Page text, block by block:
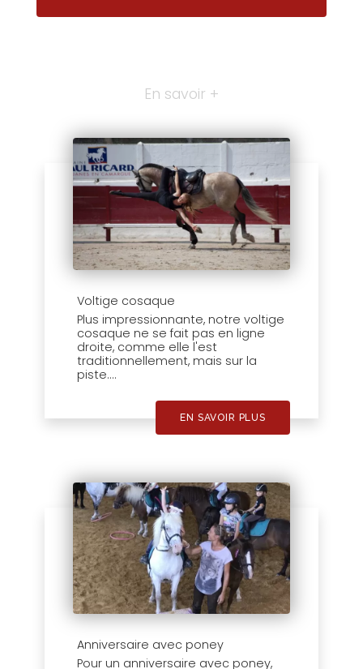
En savoir +
Voltige cosaque
Plus impressionnante, notre voltige
cosaque ne se fait pas en ligne
droite, comme elle l'est
traditionnellement, mais sur la
piste....
EN SAVOIR PLUS
Anniversaire avec poney
Pour un anniversaire avec poney,